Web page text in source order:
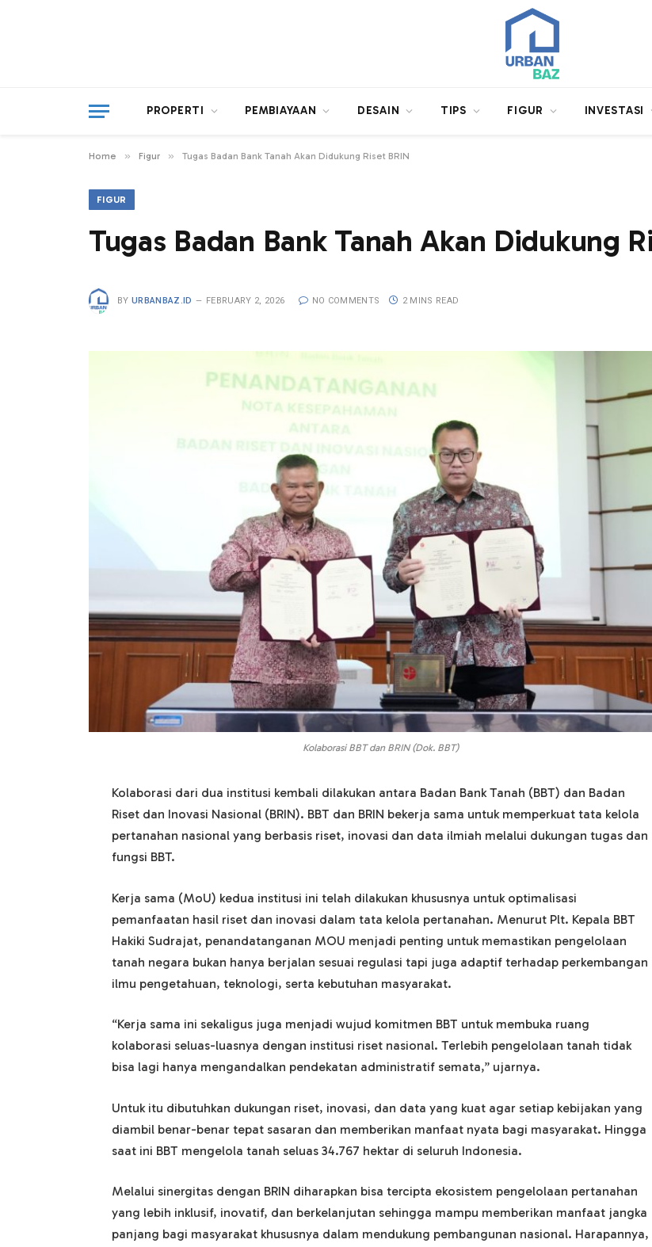
PROPERTI PEMBIAYAAN DESAIN TIPS FIGUR INVESTASI
Home » Figur » Tugas Badan Bank Tanah Akan Didukung Riset BRIN
FIGUR
Tugas Badan Bank Tanah Akan Didukung
BY URBANBAZ.ID FEBRUARY 2, 2026 NO COMMENTS 2 MINS READ
Kolaborasi BBT dan BRIN (Dok. BBT)
Kolaborasi dari dua institusi kembali dilakukan antara Badan Bank Tanah (BBT) dan Badan
Riset dan Inovasi Nasional (BRIN). BBT dan BRIN bekerja sama untuk memperkuat tata kelola
pertanahan nasional yang berbasis riset, inovasi dan data ilmiah melalui dukungan tugas dan
fungsi BBT.
Kerja sama (MoU) kedua institusi ini telah dilakukan khususnya untuk optimalisasi
pemanfaatan hasil riset dan inovasi dalam tata kelola pertanahan. Menurut Plt. Kepala BBT
Hakiki Sudrajat, penandatanganan MOU menjadi penting untuk memastikan pengelolaan
tanah negara bukan hanya berjalan sesuai regulasi tapi juga adaptif terhadap perkembangan
ilmu pengetahuan, teknologi, serta kebutuhan masyarakat.
“Kerja sama ini sekaligus juga menjadi wujud komitmen BBT untuk membuka ruang
kolaborasi seluas-luasnya dengan institusi riset nasional. Terlebih pengelolaan tanah tidak
bisa lagi hanya mengandalkan pendekatan administratif semata,” ujarnya.
Untuk itu dibutuhkan dukungan riset, inovasi, dan data yang kuat agar setiap kebijakan yang
diambil benar-benar tepat sasaran dan memberikan manfaat nyata bagi masyarakat. Hingga
saat ini BBT mengelola tanah seluas 34.767 hektar di seluruh Indonesia.
Melalui sinergitas dengan BRIN diharapkan bisa tercipta ekosistem pengelolaan pertanahan
yang lebih inklusif, inovatif, dan berkelanjutan sehingga mampu memberikan manfaat jangka
panjang bagi masyarakat khususnya dalam mendukung pembangunan nasional. Harapannya,